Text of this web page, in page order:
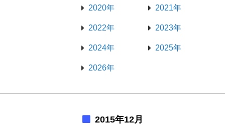
2020年 2021年
2022年 2023年
2024年 2025年
2026年
2015年12月